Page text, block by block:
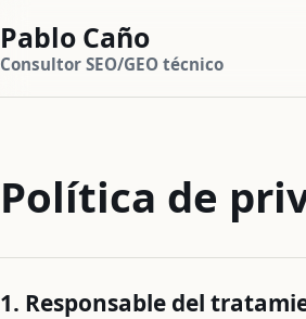
Pablo Caño
Consultor SEO/GEO técnico
Política de
1. Responsable del